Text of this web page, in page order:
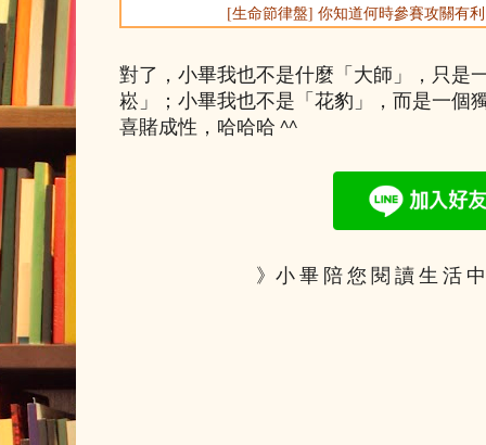
[生命節律盤] 你知道何時參賽攻關有
對了，小畢我也不是什麼「大師」，只是
崧」；小畢我也不是「花豹」，而是一個
喜賭成性，哈哈哈 ^^
》小 畢 陪 您 閱 讀 生 活